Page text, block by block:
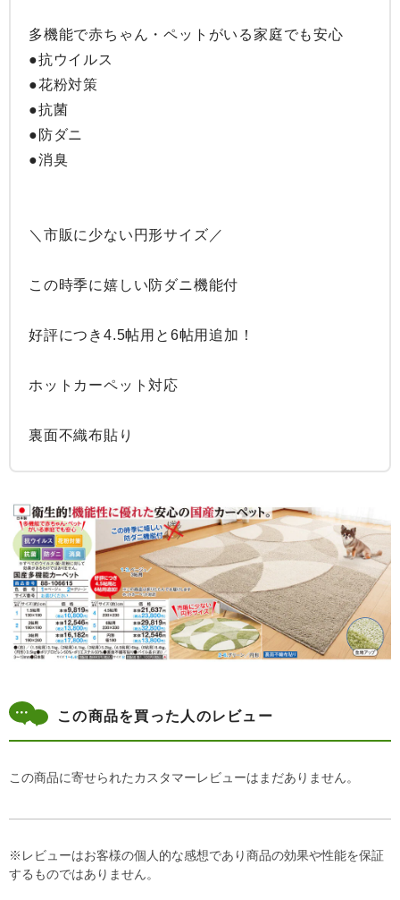
多機能で赤ちゃん・ペットがいる家庭でも安心
●抗ウイルス
●花粉対策
●抗菌
●防ダニ
●消臭
＼市販に少ない円形サイズ／
この時季に嬉しい防ダニ機能付
好評につき4.5帖用と6帖用追加！
ホットカーペット対応
裏面不織布貼り
この商品を買った人のレビュー
この商品に寄せられたカスタマーレビューはまだありません。
※レビューはお客様の個人的な感想であり商品の効果や性能を保証
するものではありません。